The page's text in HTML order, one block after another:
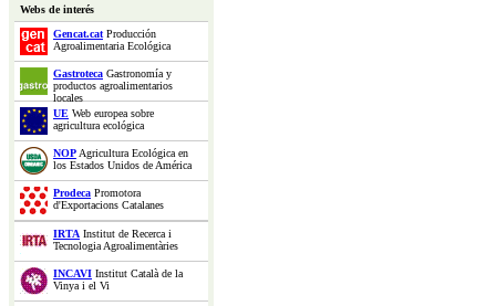
Webs de interés
Gencat.catProducción
Agroalimentaria Ecológica
Gastroteca Gastronomía y
productos agroalimentarios
locales
UE Web europea sobre
agricultura ecológica
NOPAgricultura Ecológica en
los Estados Unidos de América
Prodeca Promotora
d'Exportacions Catalanes
IRTA Institut de Recerca i
Tecnologia Agroalimentàries
INCAVI Institut Català de la
Vinya i el Vi